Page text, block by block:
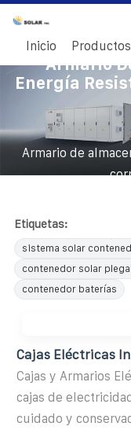
Inicio Productos
Armario
Energía
Armario de
Etiquetas:
sistema solar
contenedor solar
contenedor baterías
Cajas Eléctricas
Cajas y Armarios
cajas de
cuidado y